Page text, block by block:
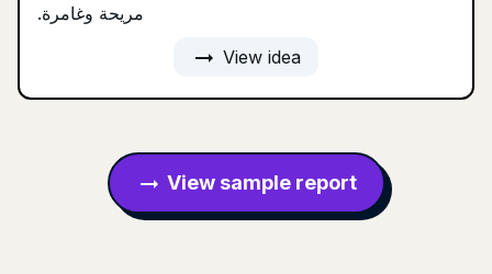
مريحة وغامرة.
View idea
arrow_right_alt
View sample report
arrow_right_alt